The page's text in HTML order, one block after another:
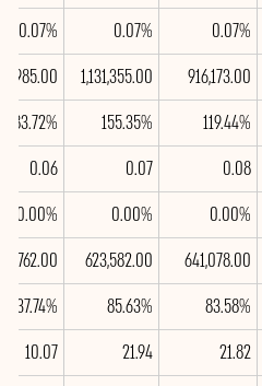
0.07%
0.07%
0.07%
916,173.00
1,131,355.00
119.44%
155.35%
83.72%
0.08
0.07
0.06
0.00%
0.00%
0.00%
641,078.00
623,582.00
83.58%
85.63%
37.74%
21.82
21.94
10.07